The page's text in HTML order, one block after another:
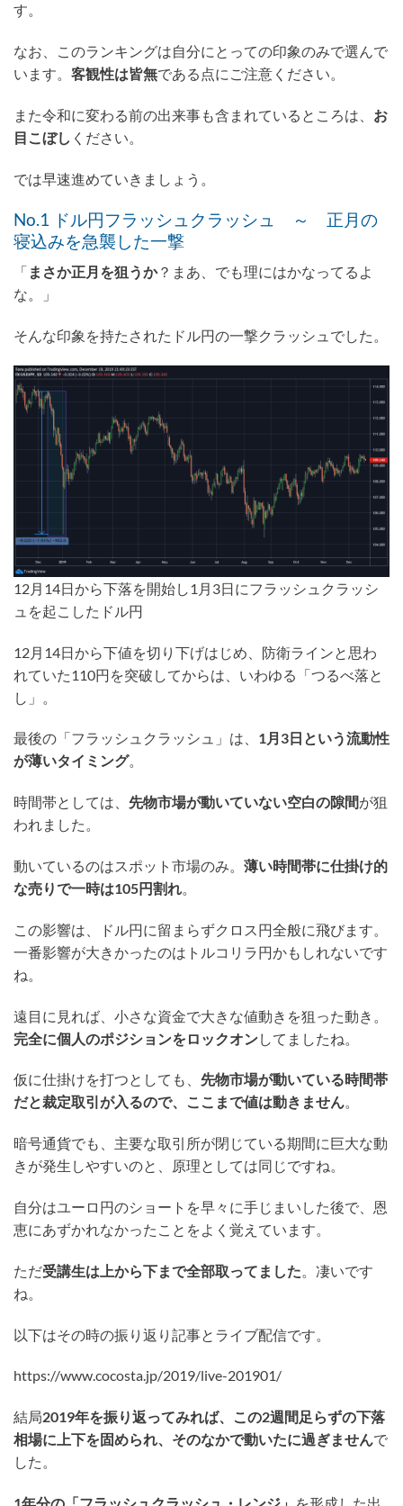
す。
なお、このランキングは自分にとっての印象のみで選んで
います。 客観性は皆無である点にご注意ください。
また令和に変わる前の出来事も含まれているところは、 お
目こぼし ください。
では早速進めていきましょう。
No.1 ドル円フラッシュクラッシュ ～ 正月の
寝込みを急襲した一撃
「 まさか正月を狙うか？まあ、でも理にはかなってるよ
な。」
そんな印象を持たされたドル円の一撃クラッシュでした。
12月14日から下落を開始し1月3日にフラッシュクラッシ
ュを起こしたドル円
12月14日から下値を切り下げはじめ、防衛ラインと思わ
れていた110円を突破してからは、いわゆる「つるべ落と
し」。
最後の「フラッシュクラッシュ」は、 1月3日という流動性
が薄いタイミング。
時間帯としては、 先物市場が動いていない空白の隙間が狙
われました。
動いているのはスポット市場のみ。 薄い時間帯に仕掛け的
な売りで一時は105円割れ。
この影響は、ドル円に留まらずクロス円全般に飛びます。
一番影響が大きかったのはトルコリラ円かもしれないです
ね。
遠目に見れば、小さな資金で大きな値動きを狙った動き。
完全に個人のポジションをロックオンしてましたね。
仮に仕掛けを打つとしても、 先物市場が動いている時間帯
だと裁定取引が入るので、ここまで値は動きません。
暗号通貨でも、主要な取引所が閉じている期間に巨大な動
きが発生しやすいのと、原理としては同じですね。
自分はユーロ円のショートを早々に手じまいした後で、恩
恵にあずかれなかったことをよく覚えています。
ただ受講生は上から下まで全部取ってました。凄いです
ね。
以下はその時の振り返り記事とライブ配信です。
https://www.cocosta.jp/2019/live-201901/
結局2019年を振り返ってみれば、この2週間足らずの下落
相場に上下を固められ、そのなかで動いたに過ぎませんで
した。